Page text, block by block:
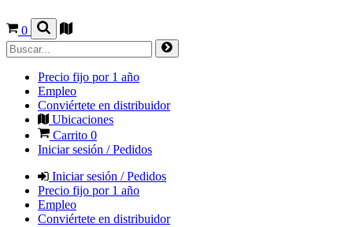
0
Precio fijo por 1 año
Empleo
Conviértete en distribuidor
Ubicaciones
Carrito 0
Iniciar sesión / Pedidos
Iniciar sesión / Pedidos
Precio fijo por 1 año
Empleo
Conviértete en distribuidor